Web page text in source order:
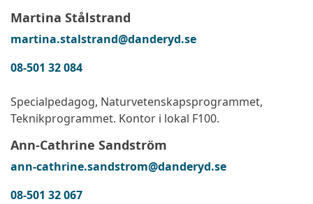
Martina Stålstrand
martina.stalstrand@danderyd.se
08-501 32 084
Specialpedagog, Naturvetenskapsprogrammet,
Teknikprogrammet. Kontor i lokal F100.
Ann-Cathrine Sandström
ann-cathrine.sandstrom@danderyd.se
08-501 32 067